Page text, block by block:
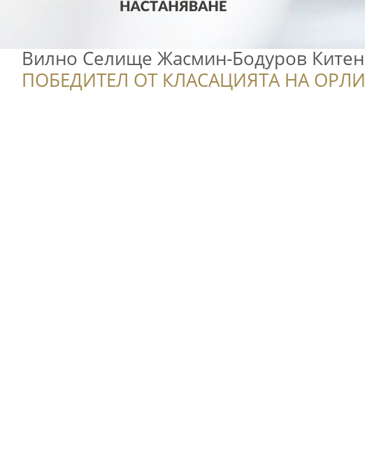
Вилно Селище Жасмин-Бодуров Китен
ПОБЕДИТЕЛ ОТ КЛАСАЦИЯТА НА ОРЛИ